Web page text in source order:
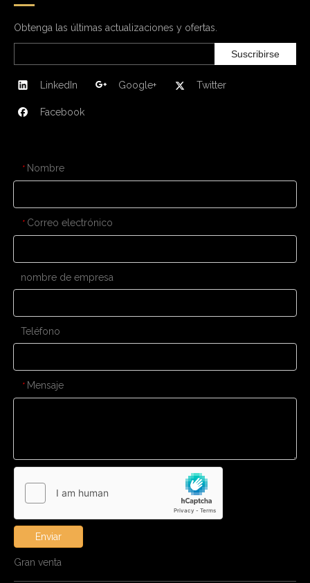
Obtenga las últimas actualizaciones y ofertas.
Suscribirse
LinkedIn Google+ Twitter
Facebook
* Nombre
* Correo electrónico
nombre de empresa
Teléfono
* Mensaje
Enviar
Gran venta